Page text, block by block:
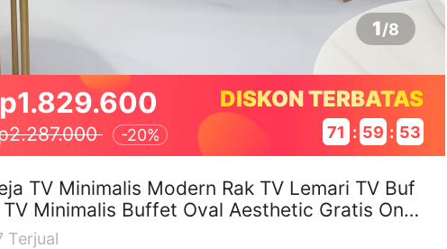
1/8
-20%
DISKON TERBATAS
71 : 59 : 53
TV Minimalis Modern Rak TV Lemari TV Buf
Minimalis Buffet Oval Aesthetic Gratis Ong
Terjual